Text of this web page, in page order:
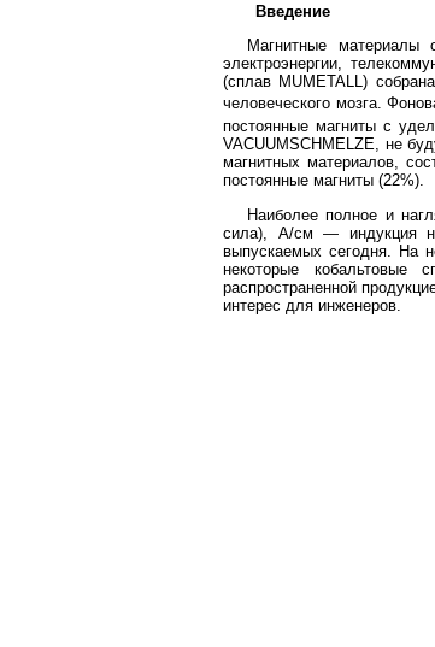
Введение
Магнитные материалы
электроэнергии,
(сплав MUMETALL)
человеческого мозга.
постоянные магниты с
VACUUMSCHMELZE, не
магнитных материалов,
постоянные магниты (22%).
Наиболее полное и
сила), A/см — индукция
выпускаемых сегодня. На
некоторые кобальтовые
распространенной
интерес для инженеров.